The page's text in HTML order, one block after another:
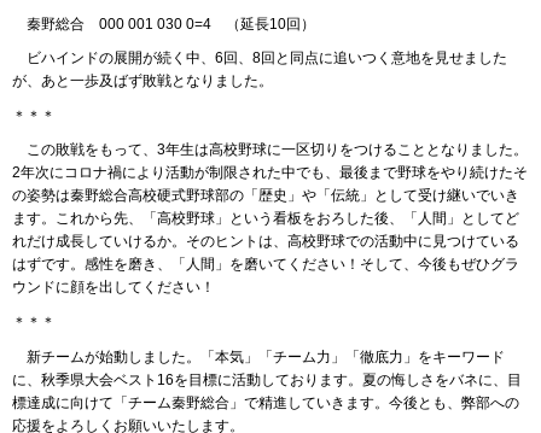
秦野総合 000 001 030 0=4 （延長10回）
ビハインドの展開が続く中、6回、8回と同点に追いつく意地を見せました
が、あと一歩及ばず敗戦となりました。
＊＊＊
この敗戦をもって、3年生は高校野球に一区切りをつけることとなりました。
2年次にコロナ禍により活動が制限された中でも、最後まで野球をやり続けたそ
の姿勢は秦野総合高校硬式野球部の「歴史」や「伝統」として受け継いでいき
ます。これから先、「高校野球」という看板をおろした後、「人間」としてど
れだけ成長していけるか。そのヒントは、高校野球での活動中に見つけている
はずです。感性を磨き、「人間」を磨いてください！そして、今後もぜひグラ
ウンドに顔を出してください！
＊＊＊
新チームが始動しました。「本気」「チーム力」「徹底力」をキーワード
に、秋季県大会ベスト16を目標に活動しております。夏の悔しさをバネに、目
標達成に向けて「チーム秦野総合」で精進していきます。今後とも、弊部への
応援をよろしくお願いいたします。